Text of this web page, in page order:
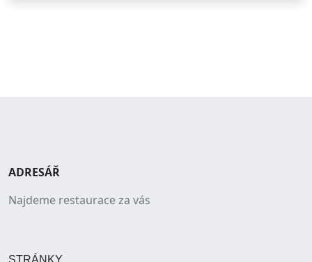
ADRESÁŘ
Najdeme restaurace za vás
STRÁNKY